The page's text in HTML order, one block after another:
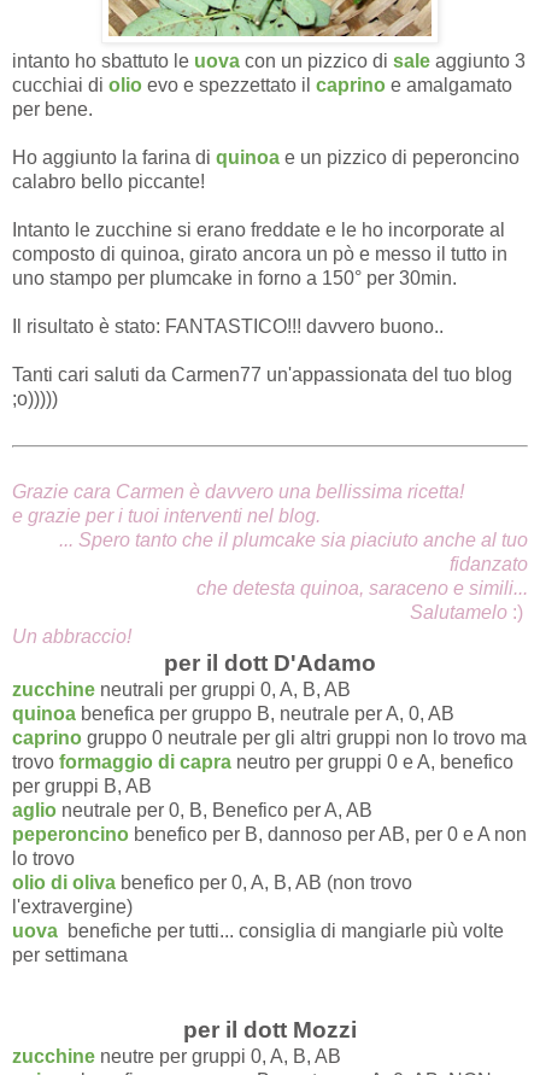
intanto ho sbattuto le uova con un pizzico di sale aggiunto 3
cucchiai di olio evo e spezzettato il caprino e amalgamato
per bene.
Ho aggiunto la farina di quinoa e un pizzico di peperoncino
calabro bello piccante!
Intanto le zucchine si erano freddate e le ho incorporate al
composto di quinoa, girato ancora un pò e messo il tutto in
uno stampo per plumcake in forno a 150° per 30min.
Il risultato è stato: FANTASTICO!!! davvero buono..
Tanti cari saluti da Carmen77 un'appassionata del tuo blog
;o)))))
Grazie cara Carmen è davvero una bellissima ricetta!
e grazie per i tuoi interventi nel blog.
... Spero tanto che il plumcake sia piaciuto anche al tuo
fidanzato
che detesta quinoa, saraceno e simili...
Salutamelo :)
Un abbraccio!
per il dott D'Adamo
zucchine neutrali per gruppi 0, A, B, AB
quinoa benefica per gruppo B, neutrale per A, 0, AB
caprino gruppo 0 neutrale per gli altri gruppi non lo trovo ma
trovo formaggio di capra neutro per gruppi 0 e A, benefico
per gruppi B, AB
aglio neutrale per 0, B, Benefico per A, AB
peperoncino benefico per B, dannoso per AB, per 0 e A non
lo trovo
olio di oliva benefico per 0, A, B, AB (non trovo
l'extravergine)
uova benefiche per tutti... consiglia di mangiarle più volte
per settimana
per il dott Mozzi
zucchine neutre per gruppi 0, A, B, AB